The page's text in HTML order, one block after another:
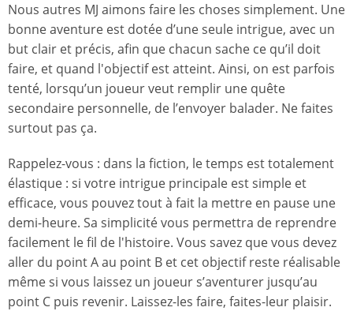
Nous autres MJ aimons faire les choses simplement. Une
bonne aventure est dotée d’une seule intrigue, avec un
but clair et précis, afin que chacun sache ce qu’il doit
faire, et quand l'objectif est atteint. Ainsi, on est parfois
tenté, lorsqu’un joueur veut remplir une quête
secondaire personnelle, de l’envoyer balader. Ne faites
surtout pas ça.
Rappelez-vous : dans la fiction, le temps est totalement
élastique : si votre intrigue principale est simple et
efficace, vous pouvez tout à fait la mettre en pause une
demi-heure. Sa simplicité vous permettra de reprendre
facilement le fil de l'histoire. Vous savez que vous devez
aller du point A au point B et cet objectif reste réalisable
même si vous laissez un joueur s’aventurer jusqu’au
point C puis revenir. Laissez-les faire, faites-leur plaisir.